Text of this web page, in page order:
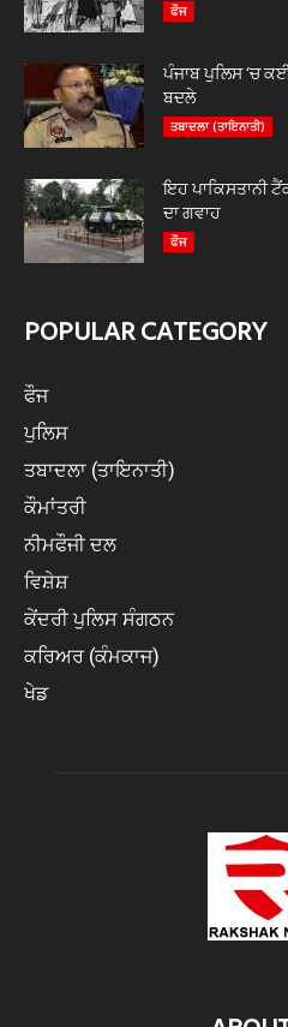
ਫੌਜ
ਪੰਜਾਬ ਪੁਲਿਸ ‘ਚ
ਬਦਲੇ
ਤਬਾਦਲਾ (ਤਾਇਨਾਤੀ)
ਇਹ ਪਾਕਿਸਤਾਨੀ
ਦਾ ਗਵਾਹ
ਫੌਜ
POPULAR CATEGORY
ਫੌਜ
ਪੁਲਿਸ
ਤਬਾਦਲਾ (ਤਾਇਨਾਤੀ)
ਕੌਮਾਂਤਰੀ
ਨੀਮਫੌਜੀ ਦਲ
ਵਿਸ਼ੇਸ਼
ਕੇਂਦਰੀ ਪੁਲਿਸ ਸੰਗਠਨ
ਕਰਿਅਰ (ਕੰਮਕਾਜ)
ਖੇਡ